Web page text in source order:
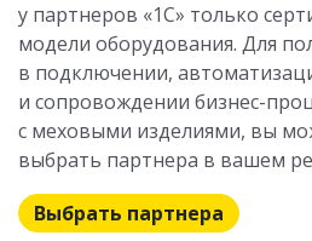
у партнеров «1С» только
модели оборудования. Для
в подключении,
и сопровождении бизнес-
с меховыми изделиями, вы
выбрать партнера в вашем
Выбрать партнера